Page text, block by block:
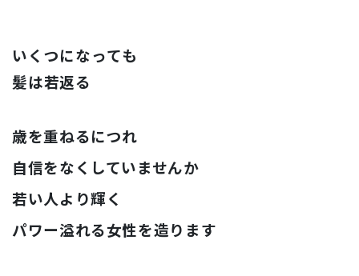
いくつになっても
髪は若返る
歳を重ねるにつれ
自信をなくしていませんか
若い人より輝く
パワー溢れる女性を造ります